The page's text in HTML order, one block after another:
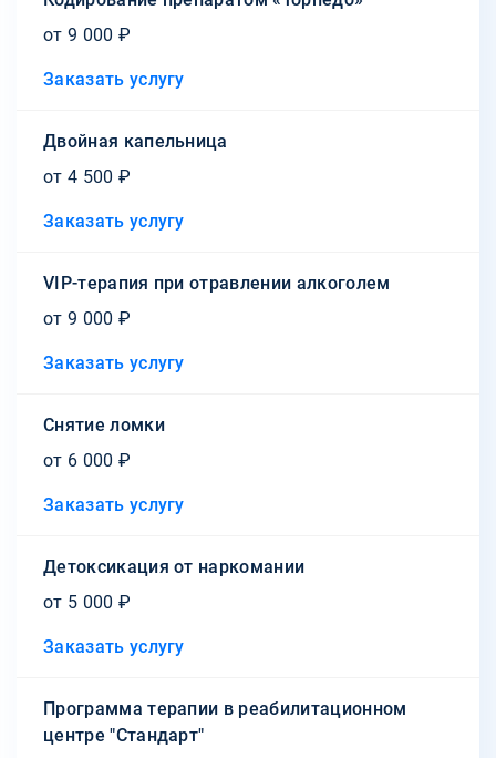
от 9 000 ₽
Заказать услугу
Двойная капельница
от 4 500 ₽
Заказать услугу
VIP-терапия при отравлении алкоголем
от 9 000 ₽
Заказать услугу
Снятие ломки
от 6 000 ₽
Заказать услугу
Детоксикация от наркомании
от 5 000 ₽
Заказать услугу
Программа терапии в реабилитационном
центре "Стандарт"